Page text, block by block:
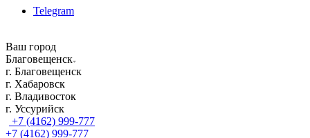
Telegram
Ваш город
Благовещенск
г. Благовещенск
г. Хабаровск
г. Владивосток
г. Уссурийск
+7 (4162) 999-777
+7 (4162) 999-777